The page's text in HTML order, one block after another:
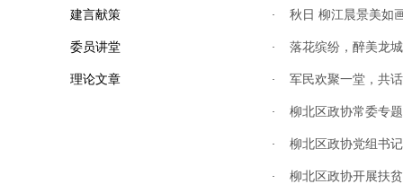
建言献策
委员讲堂
理论文章
· 秋日 柳江晨景美如
· 落花缤纷，醉美龙城
· 军民欢聚一堂，共
· 柳北区政协常委专
· 柳北区政协党组书
· 柳北区政协开展扶